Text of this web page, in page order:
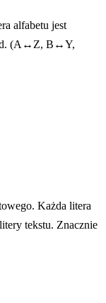
alfabetu jest
itd. (A↔Z, B↔Y,
Każda litera
tekstu. Znacznie